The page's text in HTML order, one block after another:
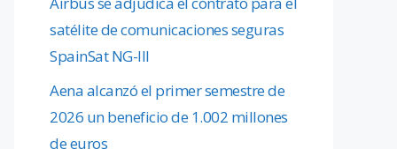
satélite de comunicaciones seguras
SpainSat NG-III
Aena alcanzó el primer semestre de
2026 un beneficio de 1.002 millones
de euros